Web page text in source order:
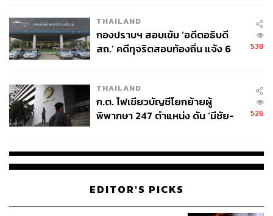
THAILAND
กองปราบฯ สอบเข้ม ‘อดีตอธิบดี
สถ.’ คดีทุจริตสอบท้องถิ่น แจ้ง 6
538
THAILAND
ก.ต. ไฟเขียวบัญชีโยกย้ายผู้
พิพากษา 247 ตำแหน่ง ดัน ‘มีชัย-
526
EDITOR'S PICKS